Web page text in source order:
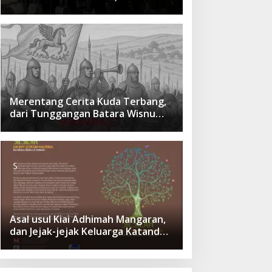
cita Besar Sang Penerus
Menusantara dan Mendunia
Merentang Cerita Kuda Terbang,
dari Tunggangan Batara Wisnu
Hingga Simbol Ketangguhan Para
Kesatria
Asal usul Kiai Adhimah Mangaran,
dan Jejak-jejak Keluarga Katandur
di Situbondo